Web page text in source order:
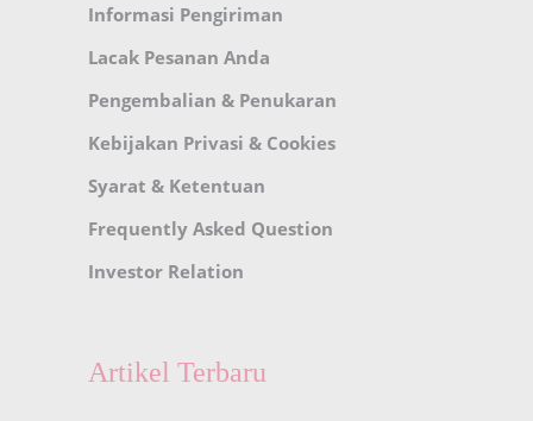
Informasi Pengiriman
Lacak Pesanan Anda
Pengembalian & Penukaran
Kebijakan Privasi & Cookies
Syarat & Ketentuan
Frequently Asked Question
Investor Relation
Artikel Terbaru